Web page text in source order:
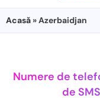
Acasă » Azerbaidjan
Numere de
de